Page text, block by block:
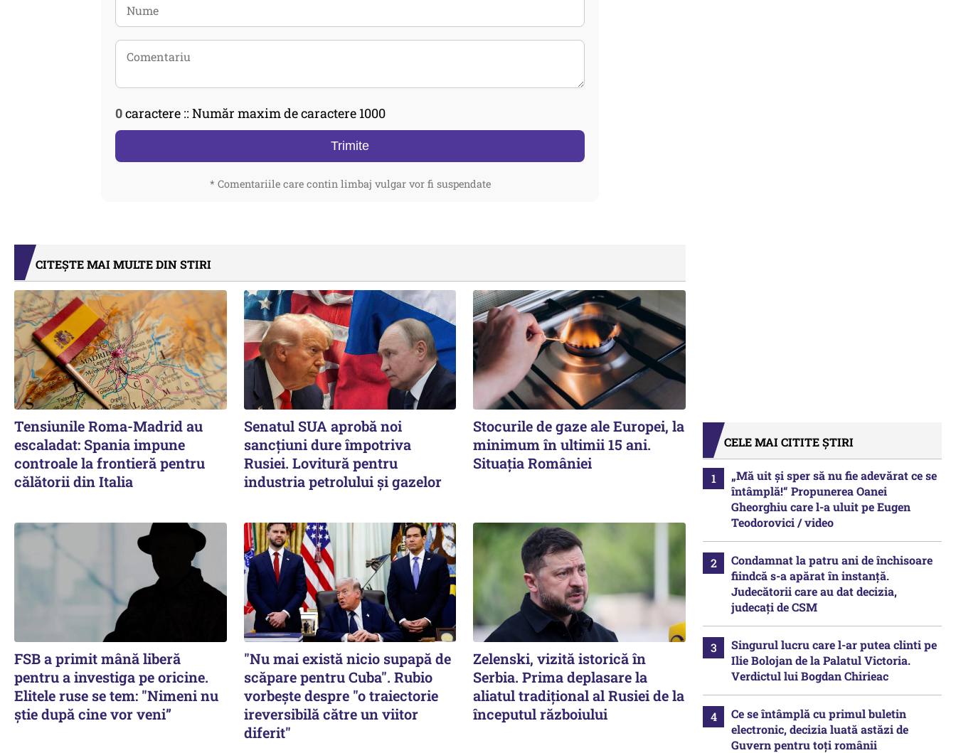
0caractere :: Număr maxim de caractere 1000
Trimite
* Comentariile care contin limbaj vulgar vor fi suspendate
CITEȘTE MAI MULTE DIN STIRI
Tensiunile Roma-Madrid au
escaladat: Spania impune
controale la frontieră pentru
călătorii din Italia
Senatul SUA aprobă noi
sancțiuni dure împotriva
Rusiei. Lovitură pentru
industria petrolului și gazelor
Stocurile de gaze ale Europei, la
minimum în ultimii 15 ani.
Situația României
FSB a primit mână liberă
pentru a investiga pe oricine.
Elitele ruse se tem: "Nimeni nu
știe după cine vor veni”
"Nu mai există nicio supapă de
scăpare pentru Cuba". Rubio
vorbește despre "o traiectorie
ireversibilă către un viitor
diferit"
Zelenski, vizită istorică în
Serbia. Prima deplasare la
aliatul tradițional al Rusiei de la
începutul războiului
CELE MAI CITITE ȘTIRI
„Mă uit și sper să nu fie adevărat ce se
întâmplă!“ Propunerea Oanei
Gheorghiu care l-a uluit pe Eugen
Teodorovici / video
Condamnat la patru ani de închisoare
fiindcă s-a apărat în instanță.
Judecătorii care au dat decizia,
judecați de CSM
Singurul lucru care l-ar putea clinti pe
Ilie Bolojan de la Palatul Victoria.
Verdictul lui Bogdan Chirieac
Ce se întâmplă cu primul buletin
electronic, decizia luată astăzi de
Guvern pentru toți românii